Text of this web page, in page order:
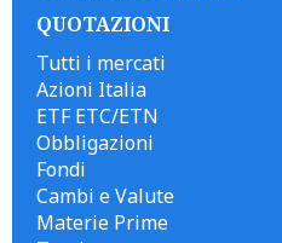
QUOTAZIONI
Tutti i mercati
Azioni Italia
ETF ETC/ETN
Obbligazioni
Fondi
Cambi e Valute
Materie Prime